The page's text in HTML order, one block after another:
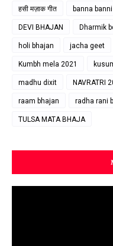
हसी मज़ाक गीत banna banni
DEVI BHAJAN Dharmik
holi bhajan jacha geet
Kumbh mela 2021
madhu dixit NAVRATRI
raam bhajan radha rani
TULSA MATA BHAJA